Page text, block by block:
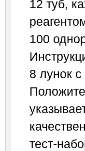
12 туб,
100
8 лунок
тест-